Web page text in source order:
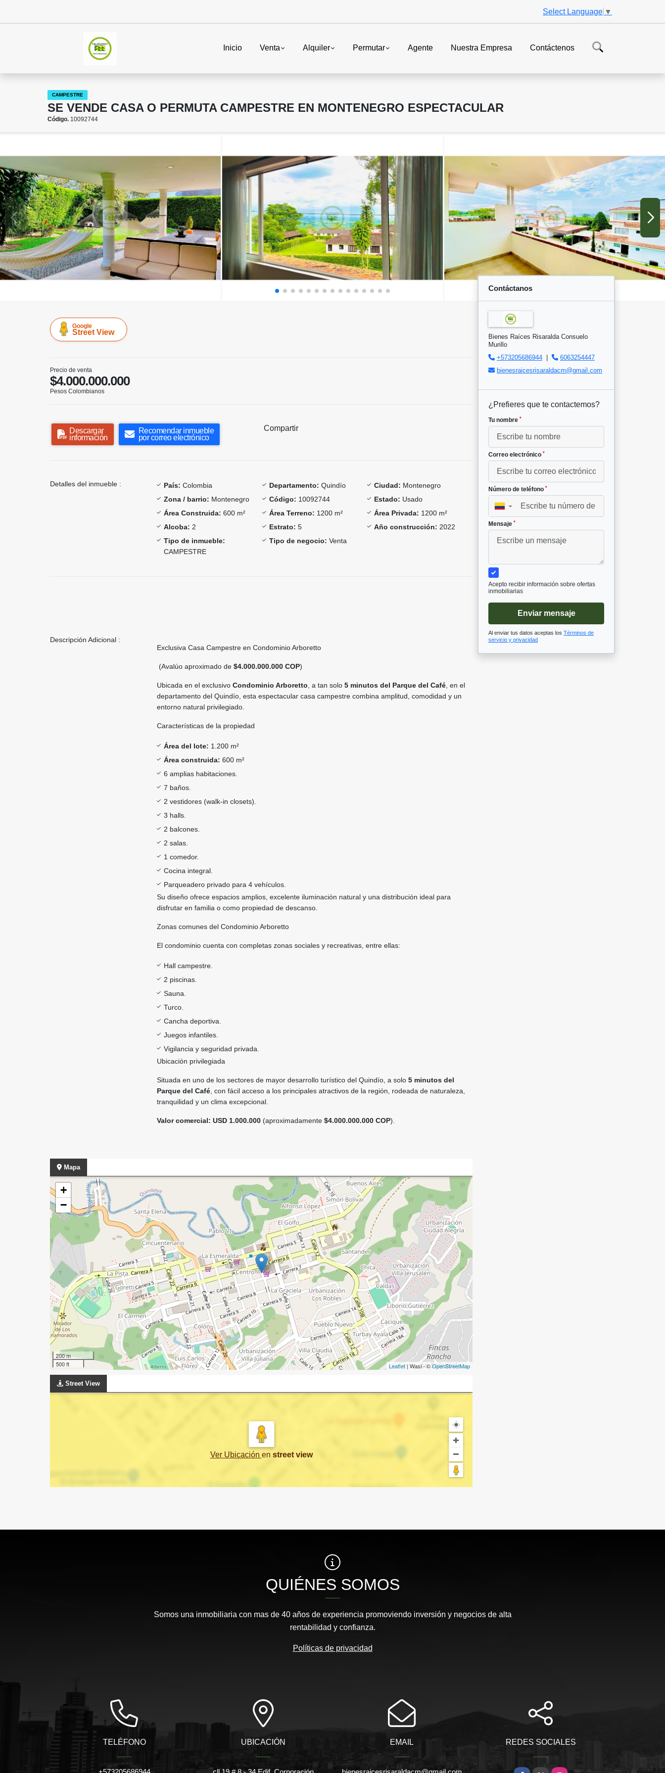
Select Language ▼
Inicio Venta Alquiler Permutar Agente Nuestra Empresa Contáctenos
CAMPESTRE
SE VENDE CASA O PERMUTA CAMPESTRE EN MONTENEGRO ESPECTACULAR
Código. 10092744
Google
Street View
Precio de venta
$4.000.000.000
Pesos Colombianos
Descargar
información
Recomendar inmueble
por correo electrónico
Compartir
Detalles del inmueble : País: Colombia Departamento: Quindío Ciudad: Montenegro
Zona / barrio: Montenegro Código: 10092744 Estado: Usado
Área Construida: 600 m² Área Terreno: 1200 m² Área Privada: 1200 m²
Alcoba: 2 Estrato: 5 Año construcción: 2022
Tipo de inmueble:
CAMPESTRE
Tipo de negocio: Venta
Descripción Adicional :
Exclusiva Casa Campestre en Condominio Arboretto
(Avalúo aproximado de $4.000.000.000 COP)
Ubicada en el exclusivo Condominio Arboretto , a tan solo 5 minutos del Parque del Café , en el
departamento del Quindío, esta espectacular casa campestre combina amplitud, comodidad y un
entorno natural privilegiado.
Características de la propiedad
Área del lote: 1.200 m²
Área construida: 600 m²
6 amplias habitaciones.
7 baños.
2 vestidores (walk-in closets).
3 halls.
2 balcones.
2 salas.
1 comedor.
Cocina integral.
Parqueadero privado para 4 vehículos.
Su diseño ofrece espacios amplios, excelente iluminación natural y una distribución ideal para
disfrutar en familia o como propiedad de descanso.
Zonas comunes del Condominio Arboretto
El condominio cuenta con completas zonas sociales y recreativas, entre ellas:
Hall campestre.
2 piscinas.
Sauna.
Turco.
Cancha deportiva.
Juegos infantiles.
Vigilancia y seguridad privada.
Ubicación privilegiada
Situada en uno de los sectores de mayor desarrollo turístico del Quindío, a solo 5 minutos del
Parque del Café , con fácil acceso a los principales atractivos de la región, rodeada de naturaleza,
tranquilidad y un clima excepcional.
Valor comercial: USD 1.000.000 (aproximadamente $4.000.000.000 COP).
Mapa
+
−
200 m
500 ft
Leaflet | Wasi - ©OpenStreetMap
Street View
Ver Ubicación en street view
Contáctanos
Bienes Raíces Risaralda Consuelo
Murillo
+573205686944
6063254447
bienesraicesrisaraldacm@gmail.com
¿Prefieres que te contactemos?
Tu nombre *
Correo electrónico *
Número de teléfono *
▼
Mensaje *
Acepto recibir información sobre ofertas
inmobiliarias
Enviar mensaje
Al enviar tus datos aceptas los Términos de
servicio y privacidad
QUIÉNES SOMOS
Somos una inmobiliaria con mas de 40 años de experiencia promoviendo inversión y negocios de alta
rentabilidad y confianza.
Políticas de privacidad
TELÉFONO UBICACIÓN EMAIL REDES SOCIALES